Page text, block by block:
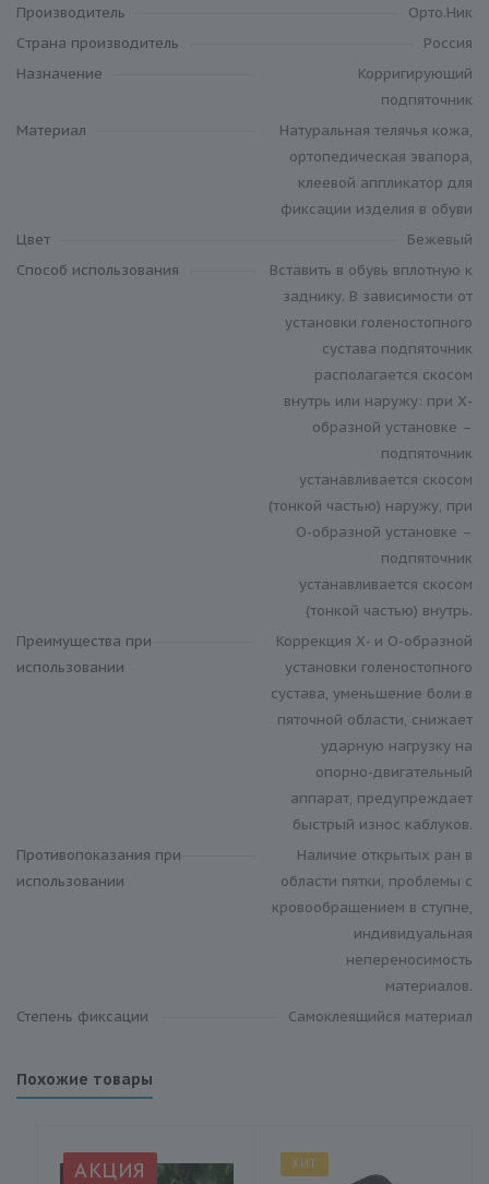
Производитель
Орто.Ник
Cтрана производитель
Россия
Назначение
Корригирующий
подпяточник
Материал
Натуральная телячья кожа,
ортопедическая эвапора,
клеевой аппликатор для
фиксации изделия в обуви
Цвет
Бежевый
Способ использования
Вставить в обувь вплотную к
заднику. В зависимости от
установки голеностопного
сустава подпяточник
располагается скосом
внутрь или наружу: при Х-
образной установке –
подпяточник
устанавливается скосом
(тонкой частью) наружу, при
О-образной установке –
подпяточник
устанавливается скосом
(тонкой частью) внутрь.
Преимущества при
использовании
Коррекция Х- и О-образной
установки голеностопного
сустава, уменьшение боли в
пяточной области, снижает
ударную нагрузку на
опорно-двигательный
аппарат, предупреждает
быстрый износ каблуков.
Противопоказания при
использовании
Наличие открытых ран в
области пятки, проблемы с
кровообращением в ступне,
индивидуальная
непереносимость
материалов.
Степень фиксации
Самоклеящийся материал
Похожие товары
АКЦИЯ ХИТ